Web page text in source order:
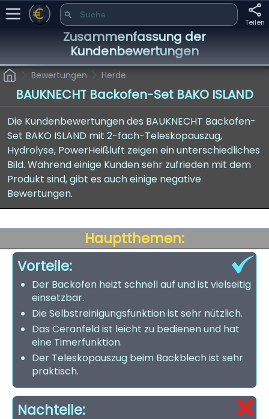
Teilen
Zusammenfassung der
Kundenbewertungen
Bewertungen Herde
BAUKNECHT Backofen-Set BAKO ISLAND
Die Kundenbewertungen des BAUKNECHT Backofen-
Set BAKO ISLAND mit 2-fach-Teleskopauszug,
Hydrolyse, PowerHeißluft zeigen ein unterschiedliches
Bild. Während einige Kunden sehr zufrieden mit dem
Produkt sind, gibt es auch einige negative
Bewertungen.
Hauptthemen:
Vorteile:
Der Backofen heizt schnell auf und ist vielseitig
einsetzbar.
Die Selbstreinigungsfunktion ist sehr nützlich.
Das Ceranfeld ist leicht zu bedienen und hat
eine Timerfunktion.
Der Teleskopauszug beim Backblech ist sehr
praktisch.
Nachteile: